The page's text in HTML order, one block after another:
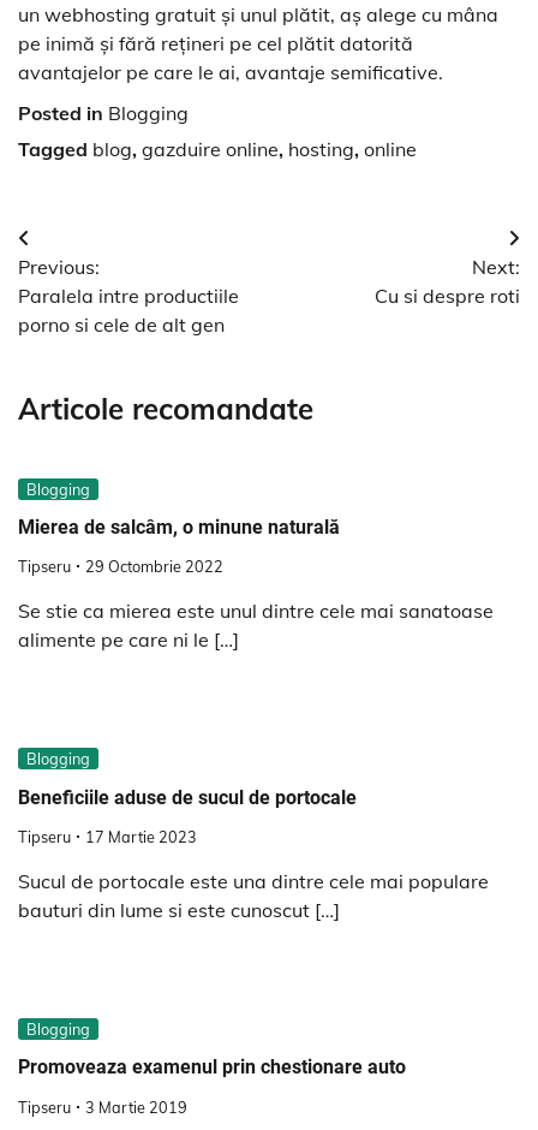
un webhosting gratuit şi unul plătit, aş alege cu mâna
pe inimă şi fără reţineri pe cel plătit datorită
avantajelor pe care le ai, avantaje semificative.
Posted in Blogging
Tagged blog, gazduire online, hosting, online
Navigare
în
articole
Previous:
Paralela intre productiile
porno si cele de alt gen
Next:
Cu si despre roti
Articole recomandate
Blogging
Mierea de salcâm, o minune naturală
Tipseru 29 Octombrie 2022
Se stie ca mierea este unul dintre cele mai sanatoase
alimente pe care ni le […]
Blogging
Beneficiile aduse de sucul de portocale
Tipseru 17 Martie 2023
Sucul de portocale este una dintre cele mai populare
bauturi din lume si este cunoscut […]
Blogging
Promoveaza examenul prin chestionare auto
Tipseru 3 Martie 2019